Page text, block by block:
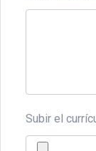
Subir el